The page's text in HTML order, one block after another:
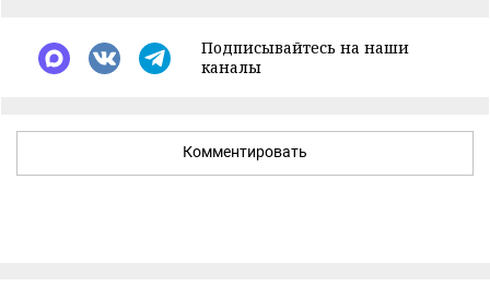
Подписывайтесь на наши
каналы
Комментировать